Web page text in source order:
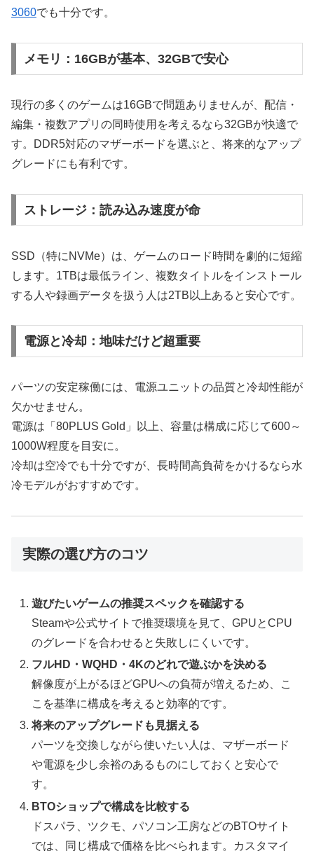
3060でも十分です。
メモリ：16GBが基本、32GBで安心
現行の多くのゲームは16GBで問題ありませんが、配信・
編集・複数アプリの同時使用を考えるなら32GBが快適で
す。DDR5対応のマザーボードを選ぶと、将来的なアップ
グレードにも有利です。
ストレージ：読み込み速度が命
SSD（特にNVMe）は、ゲームのロード時間を劇的に短縮
します。1TBは最低ライン、複数タイトルをインストール
する人や録画データを扱う人は2TB以上あると安心です。
電源と冷却：地味だけど超重要
パーツの安定稼働には、電源ユニットの品質と冷却性能が
欠かせません。
電源は「80PLUS Gold」以上、容量は構成に応じて600～
1000W程度を目安に。
冷却は空冷でも十分ですが、長時間高負荷をかけるなら水
冷モデルがおすすめです。
実際の選び方のコツ
遊びたいゲームの推奨スペックを確認する
Steamや公式サイトで推奨環境を見て、GPUとCPU
のグレードを合わせると失敗しにくいです。
フルHD・WQHD・4Kのどれで遊ぶかを決める
解像度が上がるほどGPUへの負荷が増えるため、こ
こを基準に構成を考えると効率的です。
将来のアップグレードも見据える
パーツを交換しながら使いたい人は、マザーボード
や電源を少し余裕のあるものにしておくと安心で
す。
BTOショップで構成を比較する
ドスパラ、ツクモ、パソコン工房などのBTOサイト
では、同じ構成で価格を比べられます。カスタマイ